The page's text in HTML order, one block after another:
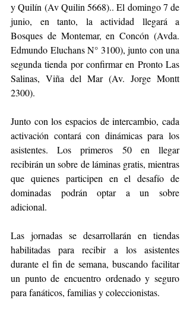
y Quilín (Av Quilin 5668).. El domingo 7 de
junio, en tanto, la actividad llegará a
Bosques de Montemar, en Concón (Avda.
Edmundo Eluchans N° 3100), junto con una
segunda tienda por confirmar en Pronto Las
Salinas, Viña del Mar (Av. Jorge Montt
2300).
Junto con los espacios de intercambio, cada
activación contará con dinámicas para los
asistentes. Los primeros 50 en llegar
recibirán un sobre de láminas gratis, mientras
que quienes participen en el desafío de
dominadas podrán optar a un sobre
adicional.
Las jornadas se desarrollarán en tiendas
habilitadas para recibir a los asistentes
durante el fin de semana, buscando facilitar
un punto de encuentro ordenado y seguro
para fanáticos, familias y coleccionistas.